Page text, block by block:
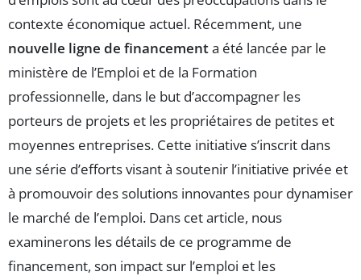
contexte économique actuel. Récemment, une
nouvelle ligne de financementa été lancée par le
ministère de l’Emploi et de la Formation
professionnelle, dans le but d’accompagner les
porteurs de projets et les propriétaires de petites et
moyennes entreprises. Cette initiative s’inscrit dans
une série d’efforts visant à soutenir l’initiative privée et
à promouvoir des solutions innovantes pour dynamiser
le marché de l’emploi. Dans cet article, nous
examinerons les détails de ce programme de
financement, son impact sur l’emploi et les